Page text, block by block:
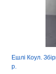
Ешлі Коул.
р.